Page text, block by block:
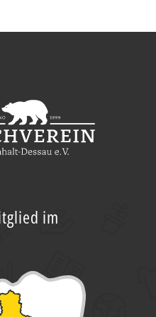
im